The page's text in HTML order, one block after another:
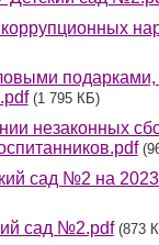
подарками,
(1 795 КБ)
незаконных
сад №2 на
сад №2.pdf (873